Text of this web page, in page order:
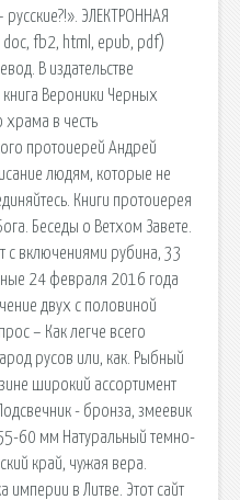
ЭЛЕКТРОННАЯ
fb2, html, epub, pdf)
В издательстве
Вероники Черных
храма в честь
протоиерей Андрей
людям, которые не
Книги протоиерея
Беседы о Ветхом Завете.
с включениями рубина, 33
24 февраля 2016 года
двух с половиной
– Как легче всего
русов или, как. Рыбный
широкий ассортимент
- бронза, змеевик
60 мм Натуральный темно-
край, чужая вера.
империи в Литве. Этот сайт